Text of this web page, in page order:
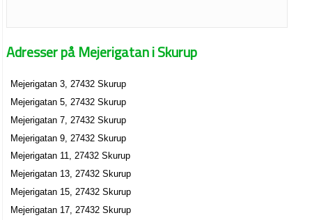
Adresser på Mejerigatan i Skurup
Mejerigatan 3, 27432 Skurup
Mejerigatan 5, 27432 Skurup
Mejerigatan 7, 27432 Skurup
Mejerigatan 9, 27432 Skurup
Mejerigatan 11, 27432 Skurup
Mejerigatan 13, 27432 Skurup
Mejerigatan 15, 27432 Skurup
Mejerigatan 17, 27432 Skurup